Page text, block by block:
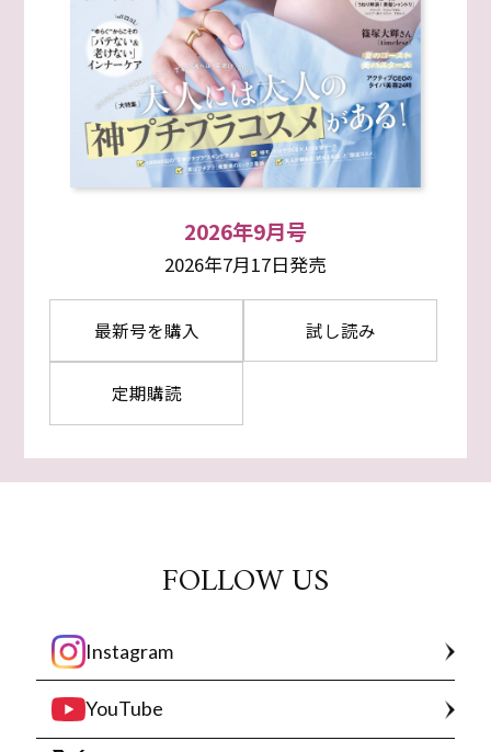
2026年9月号
2026年7月17日発売
最新号を購入 試し読み
定期購読
FOLLOW US
Instagram
YouTube